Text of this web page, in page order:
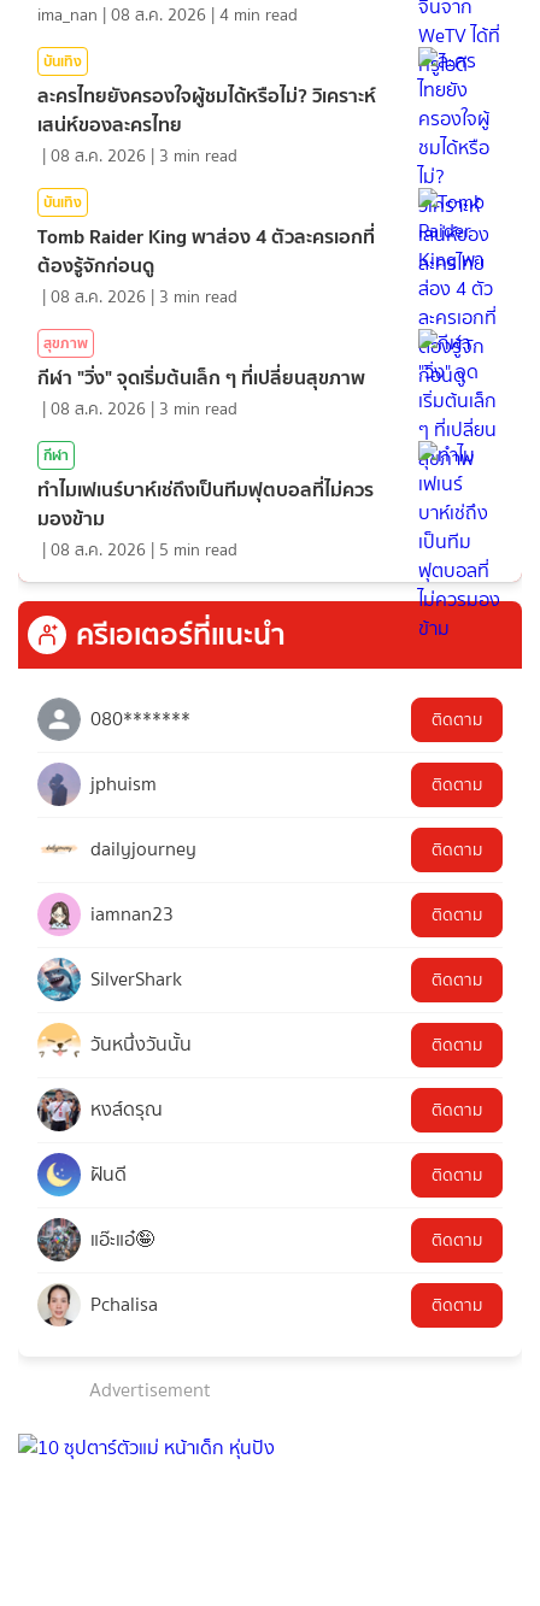
ima_nan |08 ส.ค. 2026 |4 min read
บันเทิง
ละครไทยยังครองใจผู้ชมได้หรือไม่? วิเคราะห์
เสน่ห์ของละครไทย
|08 ส.ค. 2026 | 3 min read
บันเทิง
Tomb Raider King พาส่อง 4 ตัวละครเอกที่
ต้องรู้จักก่อนดู
|08 ส.ค. 2026 | 3 min read
สุขภาพ
กีฬา "วิ่ง" จุดเริ่มต้นเล็ก ๆ ที่เปลี่ยนสุขภาพ
|08 ส.ค. 2026 | 3 min read
กีฬา
ทำไมเฟเนร์บาห์เช่ถึงเป็นทีมฟุตบอลที่ไม่ควร
มองข้าม
|08 ส.ค. 2026 | 5 min read
ครีเอเตอร์ที่แนะนำ
080******* ติดตาม
jphuism ติดตาม
dailyjourney ติดตาม
iamnan23 ติดตาม
SilverShark ติดตาม
วันหนึ่งวันนั้น ติดตาม
หงส์ดรุณ ติดตาม
ฝันดี ติดตาม
แอ๊ะแอ๋🤪 ติดตาม
Pchalisa ติดตาม
Advertisement